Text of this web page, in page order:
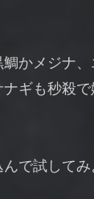
かメジナ、
ギも秒殺で
で試してみ